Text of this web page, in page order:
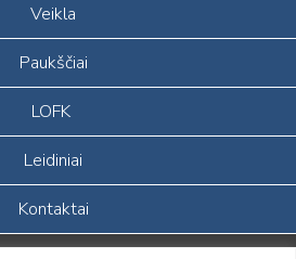
Veikla
Paukščiai
LOFK
Leidiniai
Kontaktai